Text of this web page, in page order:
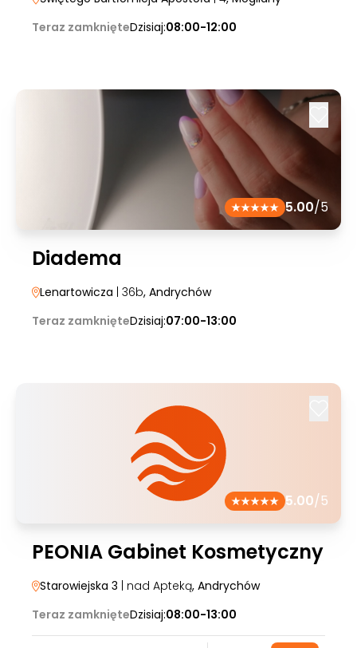
Teraz zamknięteDzisiaj:08:00-12:00
5.00/5
Diadema
Lenartowicza | 36b, Andrychów
Teraz zamknięteDzisiaj:07:00-13:00
5.00/5
PEONIA Gabinet Kosmetyczny
Starowiejska 3 | nad Apteką, Andrychów
Teraz zamknięteDzisiaj:08:00-13:00